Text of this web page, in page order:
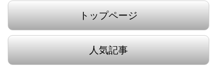
トップページ
人気記事